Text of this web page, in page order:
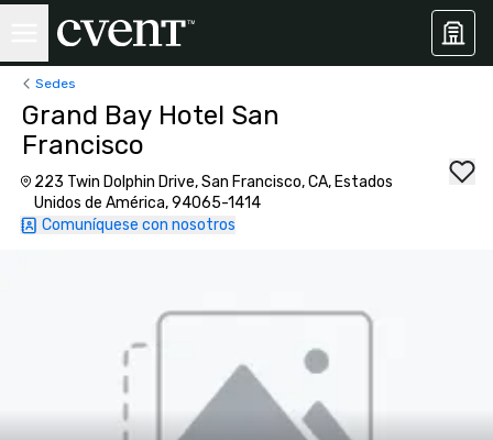
Sedes
Grand Bay Hotel San
Francisco
223 Twin Dolphin Drive, San Francisco, CA, Estados
Unidos de América, 94065-1414
Comuníquese con nosotros